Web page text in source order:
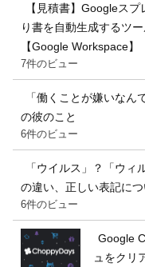
【見積書】Googleス
り書を自動生成するツ
【Google Workspace】
7件のビュー
「働くことが嫌いなん
の彼のこと
6件のビュー
「ウイルス」？「ウィ
の違い、正しい表記につ
6件のビュー
Google
ュをクリ